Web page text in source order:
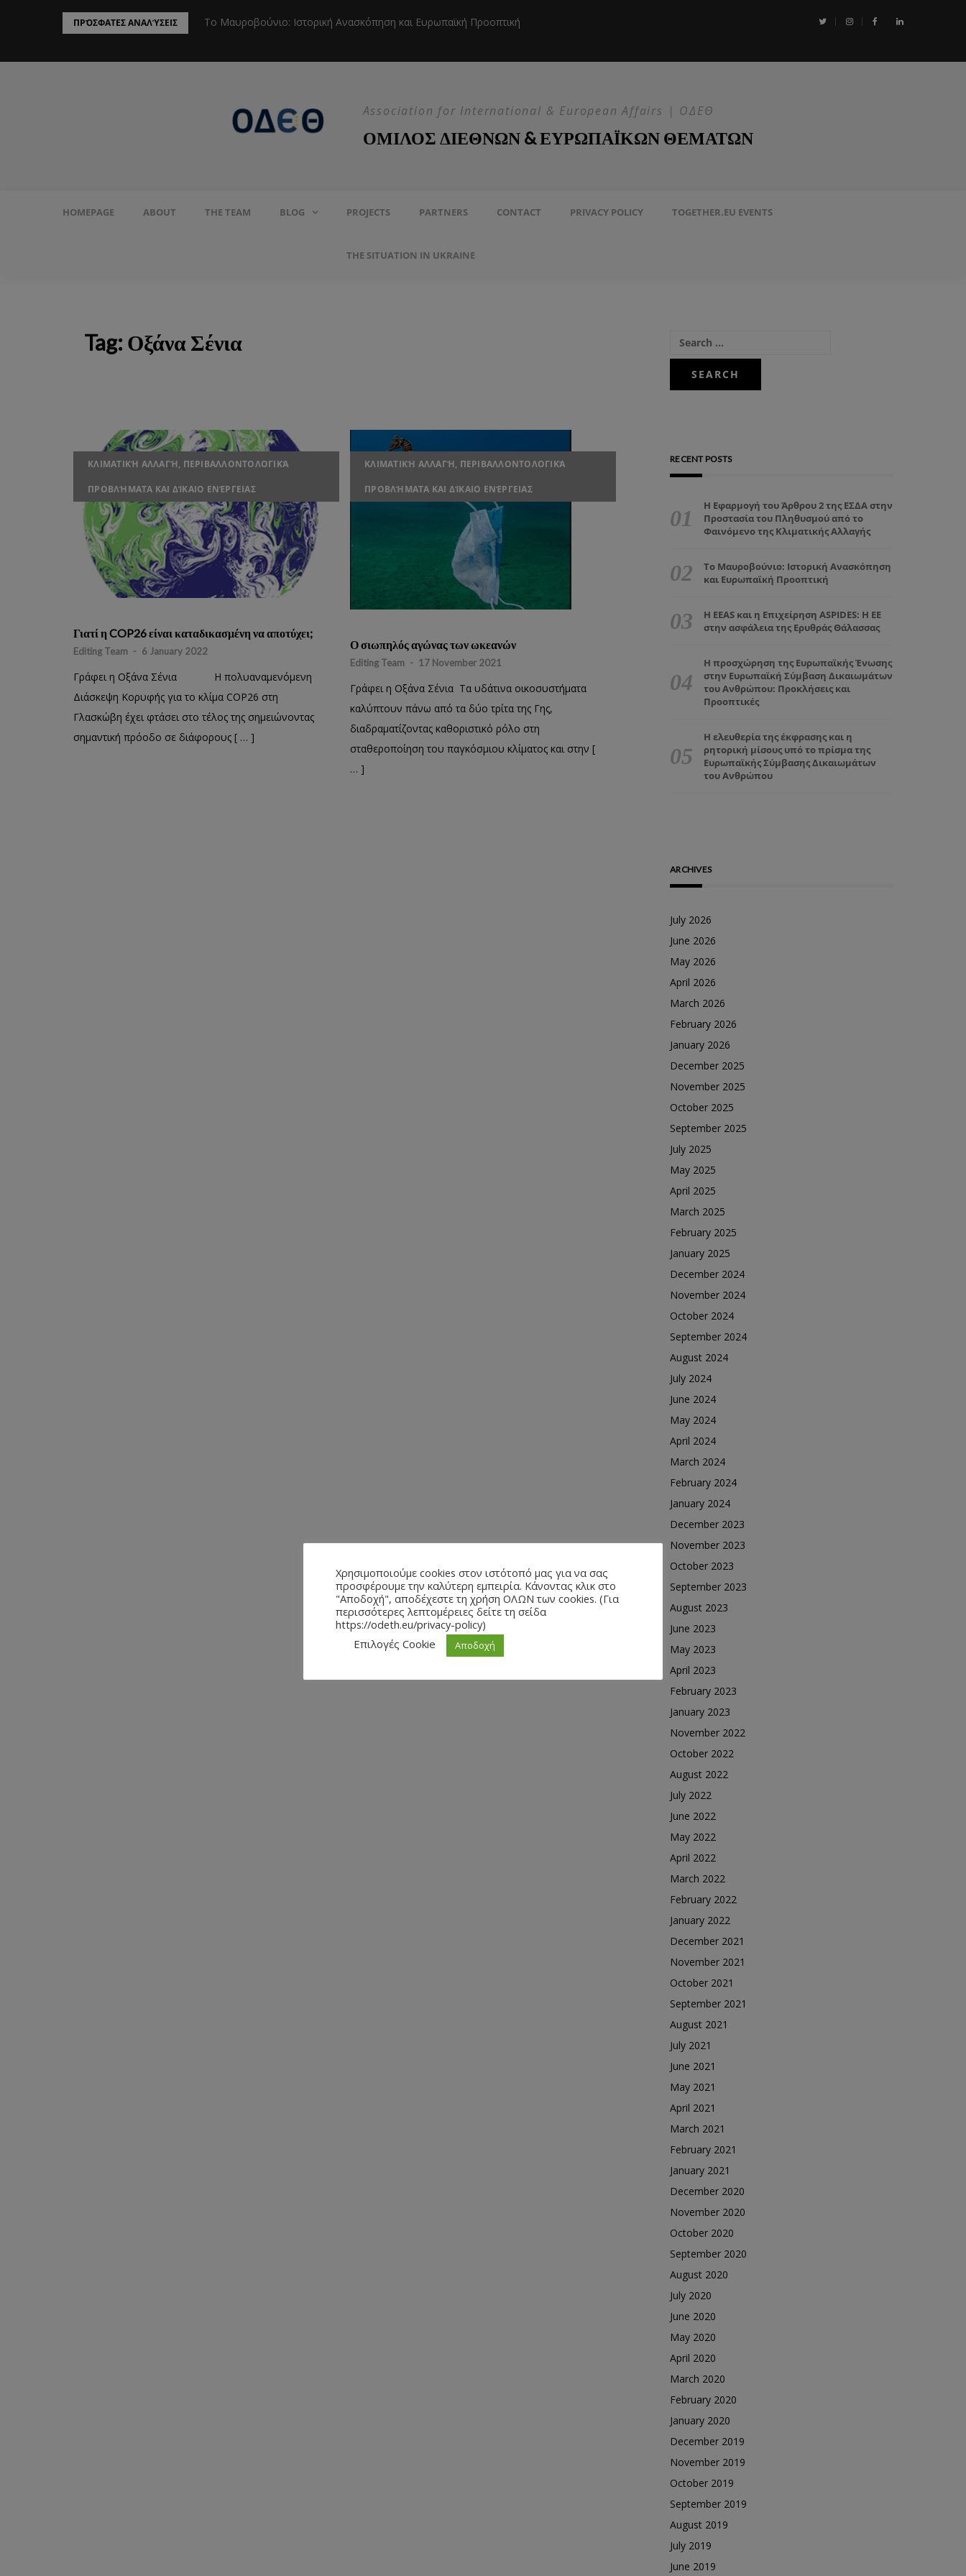
ΠΡΌΣΦΑΤΕΣ ΑΝΑΛΎΣΕΙΣ
Προστασία του Πληθυσμού από το Το Μαυροβούνιο: Ιστορική Ανασκόπηση και Ευρωπαϊκή Προοπτική Η EEAS και η Επιχείρηση ASPIDES: Η ΕΕ στην ασφάλεια της Ερυθράς
Association for International & European Affairs | ΟΔΕΘ
ΟΜΙΛΟΣ ΔΙΕΘΝΩΝ & ΕΥΡΩΠΑΪΚΩΝ ΘΕΜΑΤΩΝ
HOMEPAGE ABOUT THE TEAM BLOG PROJECTS PARTNERS CONTACT PRIVACY POLICY TOGETHER.EU EVENTS
THE SITUATION IN UKRAINE
Tag:Οξάνα Σένια
ΚΛΙΜΑΤΙΚΉ ΑΛΛΑΓΉ, ΠΕΡΙΒΑΛΛΟΝΤΟΛΟΓΙΚΆ
ΠΡΟΒΛΉΜΑΤΑ ΚΑΙ ΔΊΚΑΙΟ ΕΝΈΡΓΕΙΑΣ
Γιατί η COP26 είναι καταδικασμένη να αποτύχει;
Editing Team - 6 January 2022
Γράφει η Οξάνα Σένια Η πολυαναμενόμενη
Διάσκεψη Κορυφής για το κλίμα COP26 στη
Γλασκώβη έχει φτάσει στο τέλος της σημειώνοντας
σημαντική πρόοδο σε διάφορους [ … ]
ΚΛΙΜΑΤΙΚΉ ΑΛΛΑΓΉ, ΠΕΡΙΒΑΛΛΟΝΤΟΛΟΓΙΚΆ
ΠΡΟΒΛΉΜΑΤΑ ΚΑΙ ΔΊΚΑΙΟ ΕΝΈΡΓΕΙΑΣ
Ο σιωπηλός αγώνας των ωκεανών
Editing Team - 17 November 2021
Γράφει η Οξάνα Σένια Τα υδάτινα οικοσυστήματα
καλύπτουν πάνω από τα δύο τρίτα της Γης,
διαδραματίζοντας καθοριστικό ρόλο στη
σταθεροποίηση του παγκόσμιου κλίματος και στην [
… ]
RECENT POSTS
Η Εφαρμογή του Άρθρου 2 της ΕΣΔΑ στην
Προστασία του Πληθυσμού από το
Φαινόμενο της Κλιματικής Αλλαγής
Το Μαυροβούνιο: Ιστορική Ανασκόπηση
και Ευρωπαϊκή Προοπτική
Η EEAS και η Επιχείρηση ASPIDES: Η ΕΕ
στην ασφάλεια της Ερυθράς Θάλασσας
Η προσχώρηση της Ευρωπαϊκής Ένωσης
στην Ευρωπαϊκή Σύμβαση Δικαιωμάτων
του Ανθρώπου: Προκλήσεις και
Προοπτικές
Η ελευθερία της έκφρασης και η
ρητορική μίσους υπό το πρίσμα της
Ευρωπαϊκής Σύμβασης Δικαιωμάτων
του Ανθρώπου
ARCHIVES
July 2026
June 2026
May 2026
April 2026
March 2026
February 2026
January 2026
December 2025
November 2025
October 2025
September 2025
July 2025
May 2025
April 2025
March 2025
February 2025
January 2025
December 2024
November 2024
October 2024
September 2024
August 2024
July 2024
June 2024
May 2024
April 2024
March 2024
February 2024
January 2024
December 2023
November 2023
October 2023
September 2023
August 2023
June 2023
May 2023
April 2023
February 2023
January 2023
November 2022
October 2022
August 2022
July 2022
June 2022
May 2022
April 2022
March 2022
February 2022
January 2022
December 2021
November 2021
October 2021
September 2021
August 2021
July 2021
June 2021
May 2021
April 2021
March 2021
February 2021
January 2021
December 2020
November 2020
October 2020
September 2020
August 2020
July 2020
June 2020
May 2020
April 2020
March 2020
February 2020
January 2020
December 2019
November 2019
October 2019
September 2019
August 2019
July 2019
June 2019
Χρησιμοποιούμε cookies στον ιστότοπό μας για να σας
προσφέρουμε την καλύτερη εμπειρία. Κάνοντας κλικ στο
"Αποδοχή", αποδέχεστε τη χρήση ΟΛΩΝ των cookies. (Για
περισσότερες λεπτομέρειες δείτε τη σείδα
https://odeth.eu/privacy-policy)
Επιλογές Cookie
Αποδοχή